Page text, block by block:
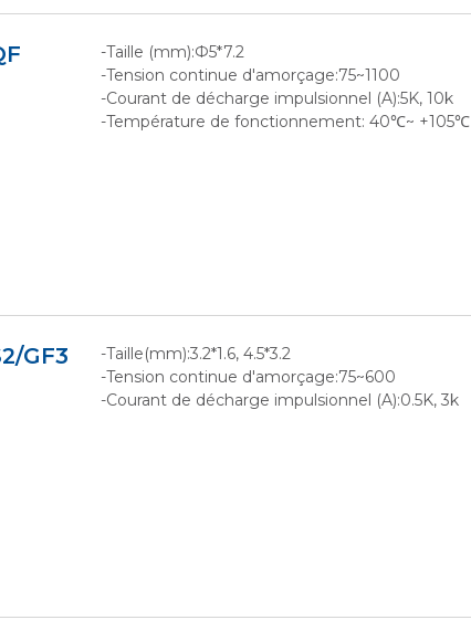
-Taille (mm):Ф5*7.2
-Tension continue d'amorçage:75~1100
-Courant de décharge impulsionnel (A):5K, 10k
-Température de fonctionnement: 40℃~ +105℃
GF3
-Taille(mm):3.2*1.6, 4.5*3.2
-Tension continue d'amorçage:75~600
-Courant de décharge impulsionnel (A):0.5K, 3k